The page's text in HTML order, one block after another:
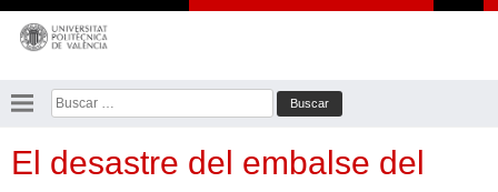
Saltar
contenido
Buscar:
El desastre del embalse del